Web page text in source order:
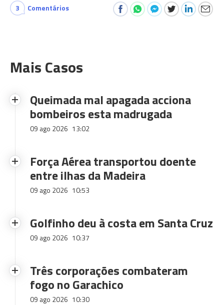
3 Comentários
Mais Casos
Queimada mal apagada acciona
bombeiros esta madrugada
09 ago 2026 13:02
Força Aérea transportou doente
entre ilhas da Madeira
09 ago 2026 10:53
Golfinho deu à costa em Santa Cruz
09 ago 2026 10:37
Três corporações combateram
fogo no Garachico
09 ago 2026 10:30